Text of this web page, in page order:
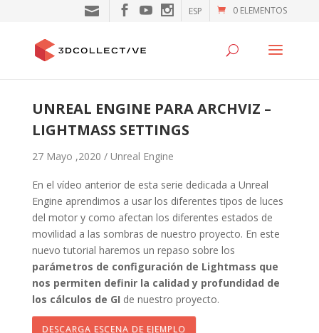
0 ELEMENTOS
ESP
UNREAL ENGINE PARA ARCHVIZ –
LIGHTMASS SETTINGS
27 Mayo ,2020 / Unreal Engine
En el vídeo anterior de esta serie dedicada a Unreal
Engine aprendimos a usar los diferentes tipos de luces
del motor y como afectan los diferentes estados de
movilidad a las sombras de nuestro proyecto. En este
nuevo tutorial haremos un repaso sobre los
parámetros de configuración de Lightmass que
nos permiten definir la calidad y profundidad de
los cálculos de GI de nuestro proyecto.
DESCARGA ESCENA DE EJEMPLO